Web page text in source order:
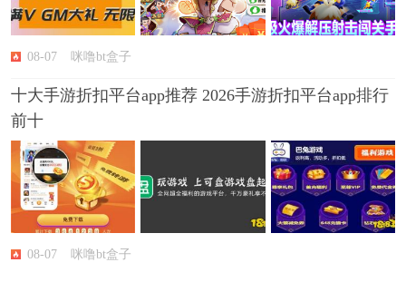
08-07 咪噜bt盒子
十大手游折扣平台app推荐 2026手游折扣平台app排行
前十
08-07 咪噜bt盒子